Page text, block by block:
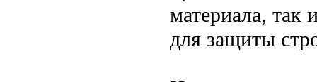
материала, так
для защиты